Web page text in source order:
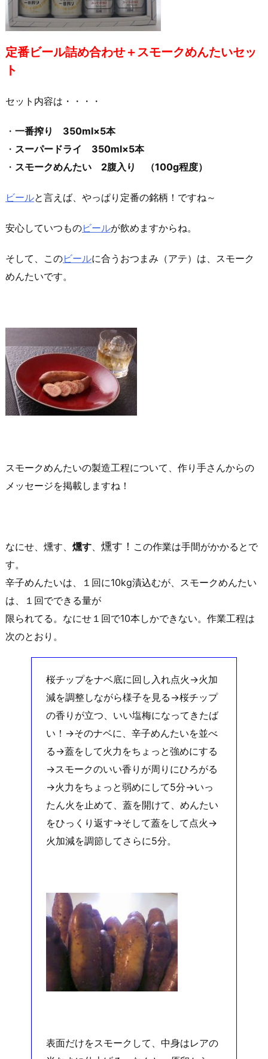
定番ビール詰め合わせ＋スモークめんたいセッ
ト
セット内容は・・・・
・ 一番搾り 350ml×5本
・ スーパードライ 350ml×5本
・ スモークめんたい 2腹入り （100g程度）
ビールと言えば、やっぱり定番の銘柄！ですね～
安心していつものビールが飲めますからね。
そして、このビールに合うおつまみ（アテ）は、スモーク
めんたいです。
スモークめんたいの製造工程について、作り手さんからの
メッセージを掲載しますね！
なにせ、燻す、 燻す 燻す！ この作業は手間がかかるとで
す。
辛子めんたいは、１回に10kg漬込むが、スモークめんたい
は、１回でできる量が
限られてる。なにせ１回で10本しかできない。作業工程は
次のとおり。
桜チップをナベ底に回し入れ点火→火加
減を調整しながら様子を見る→桜チップ
の香りが立つ、いい塩梅になってきたば
い！→そのナベに、辛子めんたいを並べ
る→蓋をして火力をちょっと強めにする
→スモークのいい香りが周りにひろがる
→火力をちょっと弱めにして5分→いっ
たん火を止めて、蓋を開けて、めんたい
をひっくり返す→そして蓋をして点火→
火加減を調節してさらに5分。
表面だけをスモークして、中身はレアの